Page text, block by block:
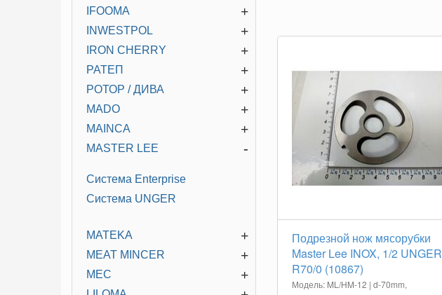
Подрезной нож мясорубки
Master Lee INOX, 1/2 UNGER
R70/0 (10867)
Модель: ML/HM-12 | d-70mm,
+
IFOOMA
+
INWESTPOL
+
IRON CHERRY
+
РАТЕП
+
РОТОР / ДИВА
+
MADO
+
MAINCA
-
MASTER LEE
Система Enterprise
Система UNGER
+
MATEKA
+
MEAT MINCER
+
MEC